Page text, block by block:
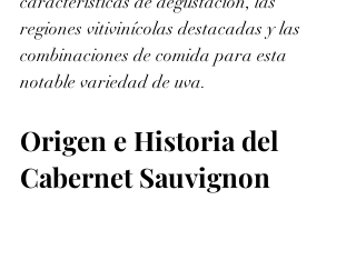
regiones vitivinícolas destacadas y las
combinaciones de comida para esta
notable variedad de uva.
Origen e Historia del
Cabernet Sauvignon